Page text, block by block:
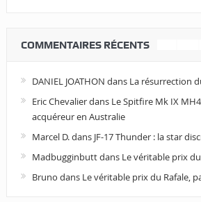
COMMENTAIRES RÉCENTS
DANIEL JOATHON dans La résurrection
Eric Chevalierdans Le Spitfire Mk IX
acquéreur en Australie
Marcel D.dans JF-17 Thunder : la star
Madbugginbuttdans Le véritable prix
Bruno dans Le véritable prix du Rafale,